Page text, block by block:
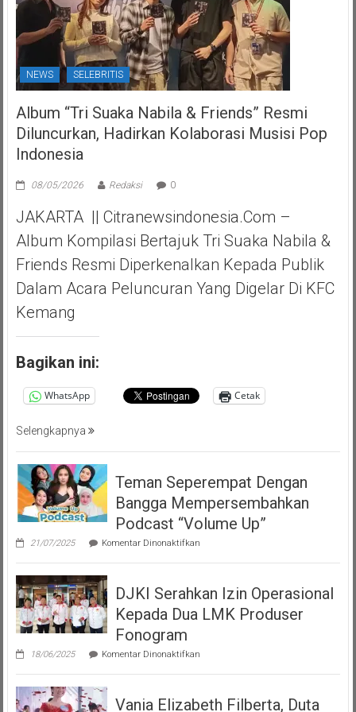
NEWS SELEBRITIS
Album “Tri Suaka Nabila & Friends” Resmi
Diluncurkan, Hadirkan Kolaborasi Musisi Pop
Indonesia
08/05/2026 Redaksi 0
JAKARTA || Citranewsindonesia.com –
Album Kompilasi Bertajuk Tri Suaka Nabila &
Friends Resmi Diperkenalkan Kepada Publik
Dalam Acara Peluncuran Yang Digelar Di KFC
Kemang
Bagikan ini:
WhatsApp Cetak
Selengkapnya
Teman Seperempat Dengan
Bangga Mempersembahkan
Podcast “Volume Up”
21/07/2025 Komentar Dinonaktifkanpada
Seperempat
Bangga
Mempersembahkan
Podcast
DJKI Serahkan Izin Operasional
Kepada Dua LMK Produser
Fonogram
18/06/2025 Komentar Dinonaktifkanpada
Serahkan
Operasional
Vania Elizabeth Filberta, Duta